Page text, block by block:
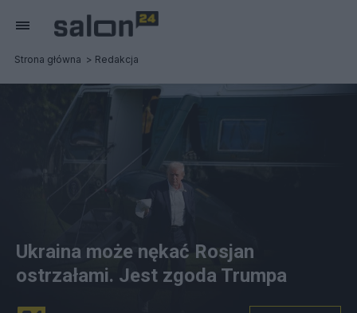
Strona główna Redakcja
Ukraina może nękać Rosjan
ostrzałami. Jest zgoda Trumpa